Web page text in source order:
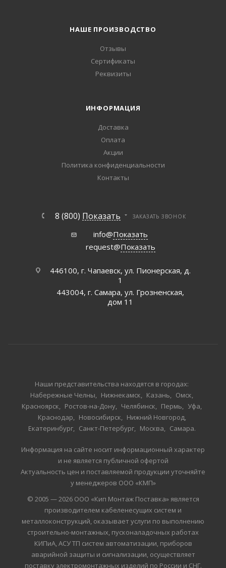
НАШЕ ПРОИЗВОДСТВО
Отзывы
Сертификаты
Реквизиты
ИНФОРМАЦИЯ
Доставка
Оплата
Акции
Политика конфиденциальности
Контакты
8 (800) Показать ЗАКАЗАТЬ ЗВОНОК
info@Показать
request@Показать
446100, г. Чапаевск, ул. Пионерская, д.
1
443004, г. Самара, ул. Грозненская,
дом 11
Наши представительства находятся в городах:
Набережные Челны
Нижнекамск Казань
Омск
Красноярск
Ростов-на-Дону Челябинск Пермь
Уфа
Краснодар
Новосибирск
Нижний Новгород
Екатеринбург
Санкт-Петербург Москва Самара
Информация на сайте носит информационный характер
и не является публичной офертой
Актуальность цен и поставляемой продукции уточняйте
у менеджеров ООО «КМП»
© 2005 — 2026 ООО «Кип Монтаж Поставка» является
производителем кабеленесущих систем и
металлоконструкций, оказывает услуги по выполнению
строительно-монтажных, пусконаладочных работах
КИПиА, АСУ ТП систем автоматизации, приборов
аварийной защиты и сигнализации, осуществляет
поставку электромонтажных изделий по России и СНГ.